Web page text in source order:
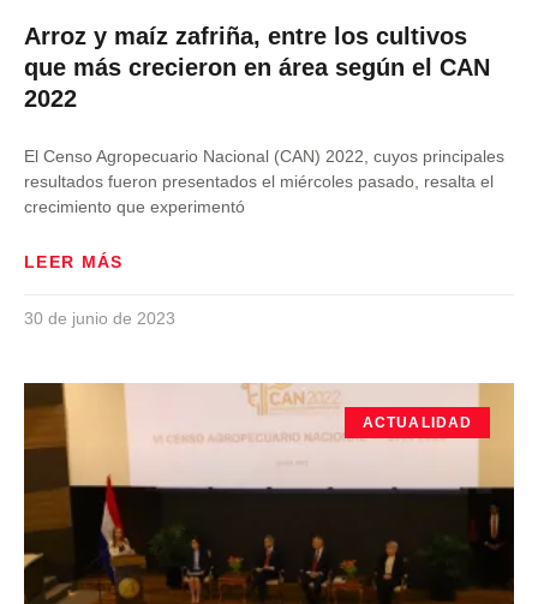
Arroz y maíz zafriña, entre los cultivos
que más crecieron en área según el CAN
2022
El Censo Agropecuario Nacional (CAN) 2022, cuyos principales
resultados fueron presentados el miércoles pasado, resalta el
crecimiento que experimentó
LEER MÁS
30 de junio de 2023
ACTUALIDAD